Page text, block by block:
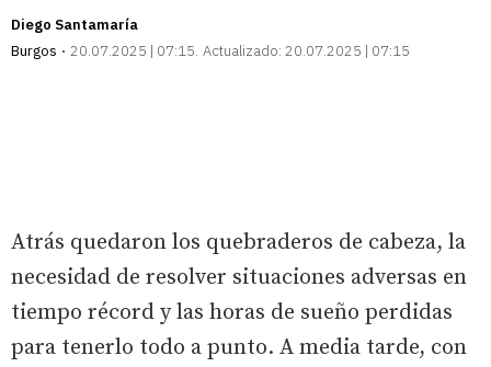
Diego Santamaría
Burgos
20.07.2025 | 07:15 Actualizado: 20.07.2025 | 07:15
Atrás quedaron los quebraderos de cabeza, la
necesidad de resolver situaciones adversas en
tiempo récord y las horas de sueño perdidas
para tenerlo todo a punto. A media tarde, con